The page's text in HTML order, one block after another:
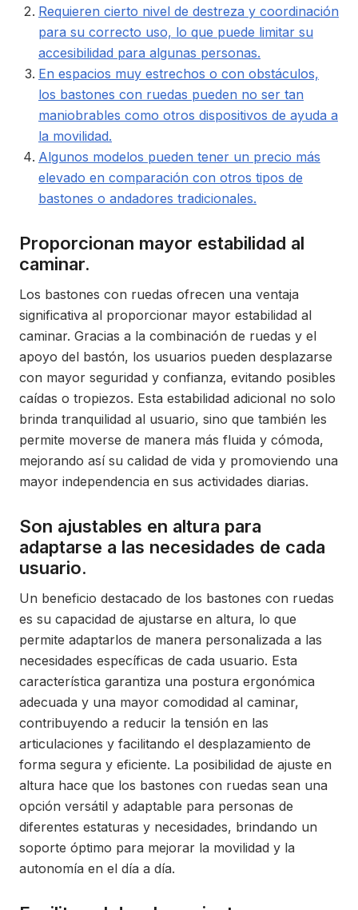
Requieren cierto nivel de destreza y coordinación
para su correcto uso, lo que puede limitar su
accesibilidad para algunas personas.
En espacios muy estrechos o con obstáculos,
los bastones con ruedas pueden no ser tan
maniobrables como otros dispositivos de ayuda a
la movilidad.
Algunos modelos pueden tener un precio más
elevado en comparación con otros tipos de
bastones o andadores tradicionales.
Proporcionan mayor estabilidad al
caminar.
Los bastones con ruedas ofrecen una ventaja
significativa al proporcionar mayor estabilidad al
caminar. Gracias a la combinación de ruedas y el
apoyo del bastón, los usuarios pueden desplazarse
con mayor seguridad y confianza, evitando posibles
caídas o tropiezos. Esta estabilidad adicional no solo
brinda tranquilidad al usuario, sino que también les
permite moverse de manera más fluida y cómoda,
mejorando así su calidad de vida y promoviendo una
mayor independencia en sus actividades diarias.
Son ajustables en altura para
adaptarse a las necesidades de cada
usuario.
Un beneficio destacado de los bastones con ruedas
es su capacidad de ajustarse en altura, lo que
permite adaptarlos de manera personalizada a las
necesidades específicas de cada usuario. Esta
característica garantiza una postura ergonómica
adecuada y una mayor comodidad al caminar,
contribuyendo a reducir la tensión en las
articulaciones y facilitando el desplazamiento de
forma segura y eficiente. La posibilidad de ajuste en
altura hace que los bastones con ruedas sean una
opción versátil y adaptable para personas de
diferentes estaturas y necesidades, brindando un
soporte óptimo para mejorar la movilidad y la
autonomía en el día a día.